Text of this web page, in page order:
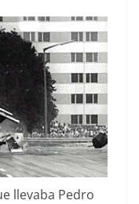
llevaba Pedro